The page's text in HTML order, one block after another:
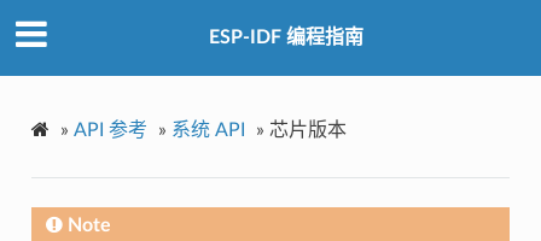
ESP-IDF 编程指南
» API 参考 » 系统 API » 芯片版本
Note